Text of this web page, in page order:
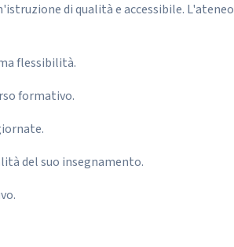
di qualità e accessibile. L'ateneo
flessibilità.
formativo.
del suo insegnamento.